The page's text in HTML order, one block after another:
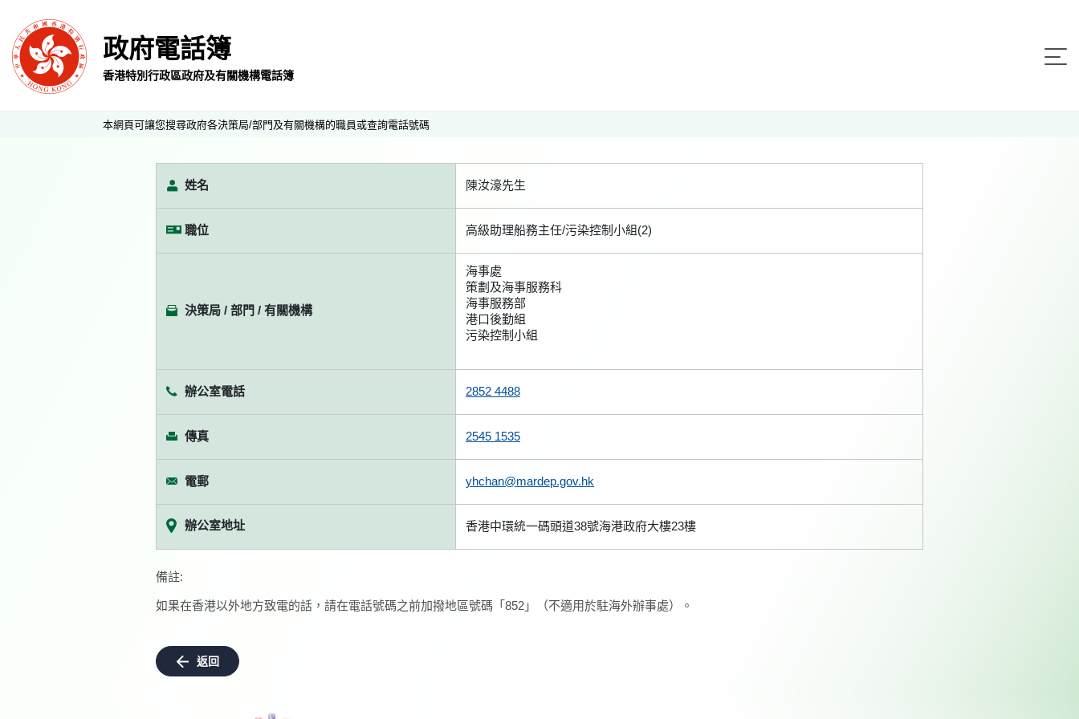
政府電話簿
香港特別行政區政府及有關機構電話簿
本網頁可讓您搜尋政府各決策局/部門及有關機構的職員或查詢電話號碼
姓名 陳汝濠先生
職位 高級助理船務主任/污染控制小組(2)
決策局 / 部門 / 有關機構
海事處
策劃及海事服務科
海事服務部
港口後勤組
污染控制小組
辦公室電話 2852 4488
傳真 2545 1535
電郵 yhchan@mardep.gov.hk
辦公室地址 香港中環統一碼頭道38號海港政府大樓23樓
備註:
如果在香港以外地方致電的話，請在電話號碼之前加撥地區號碼「852」（不適用於駐海外辦事處）。
返回